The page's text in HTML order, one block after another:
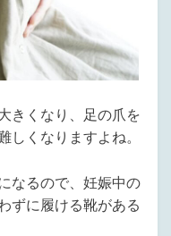
きくなり、足の爪を
しくなりますよね。
なるので、妊娠中の
ずに履ける靴がある